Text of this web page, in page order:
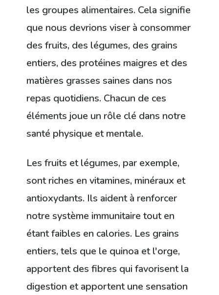
les groupes alimentaires. Cela signifie
que nous devrions viser à consommer
des fruits, des légumes, des grains
entiers, des protéines maigres et des
matières grasses saines dans nos
repas quotidiens. Chacun de ces
éléments joue un rôle clé dans notre
santé physique et mentale.
Les fruits et légumes, par exemple,
sont riches en vitamines, minéraux et
antioxydants. Ils aident à renforcer
notre système immunitaire tout en
étant faibles en calories. Les grains
entiers, tels que le quinoa et l'orge,
apportent des fibres qui favorisent la
digestion et apportent une sensation